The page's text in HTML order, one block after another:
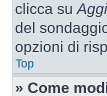
clicca su
del
opzioni di
Top
» Come